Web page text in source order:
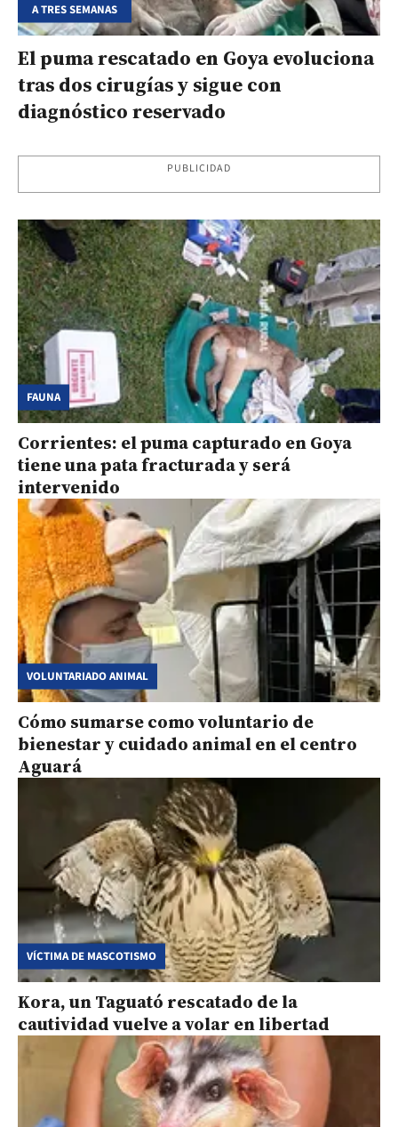
A TRES SEMANAS
El puma rescatado en Goya evoluciona
tras dos cirugías y sigue con
diagnóstico reservado
PUBLICIDAD
FAUNA
Corrientes: el puma capturado en Goya
tiene una pata fracturada y será
intervenido
VOLUNTARIADO ANIMAL
Cómo sumarse como voluntario de
bienestar y cuidado animal en el centro
Aguará
VÍCTIMA DE MASCOTISMO
Kora, un Taguató rescatado de la
cautividad vuelve a volar en libertad